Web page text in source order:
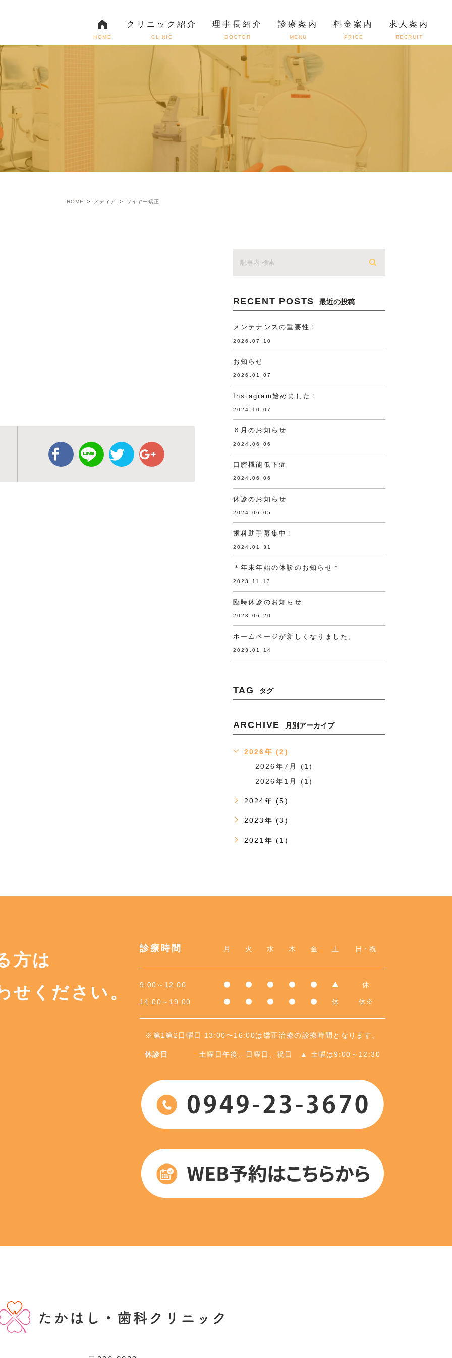
HOME
クリニック紹介
CLINIC
院内紹介
理事長紹介
DOCTOR
診療案内
MENU
インプラント
料金案内
PRICE
求人案内
RECRUIT
HOME メディア ワイヤー矯正
RECENT POSTS 最近の投稿
メンテナンスの重要性！
2026.07.10
お知らせ
2026.01.07
Instagram始めました！
2024.10.07
６月のお知らせ
2024.06.06
口腔機能低下症
2024.06.06
休診のお知らせ
2024.06.05
歯科助手募集中！
2024.01.31
＊年末年始の休診のお知らせ＊
2023.11.13
臨時休診のお知らせ
2023.06.20
ホームページが新しくなりました。
2023.01.14
TAG タグ
ARCHIVE 月別アーカイブ
2026年 (2)
2026年7月 (1)
2026年1月 (1)
2024年 (5)
2023年 (3)
2021年 (1)
方は
せください。
診療時間 月 火 水 木 金 土 日・祝
9:00～12:00 ● ● ● ● ● ▲ 休
14:00～19:00 ● ● ● ● ● 休 休※
※第1第2日曜日 13:00〜16:00は矯正治療の診療時間となります。
休診日 土曜日午後、日曜日、祝日 ▲ 土曜は9:00～12:30